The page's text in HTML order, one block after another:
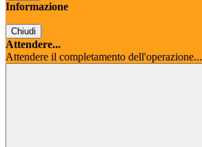
Informazione
Chiudi
Attendere...
Attendere il completamento dell'operazione...